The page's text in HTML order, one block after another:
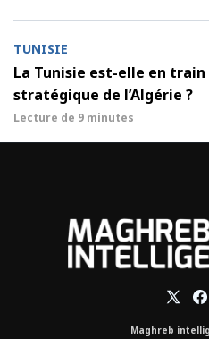
TUNISIE
La Tunisie est-elle en
stratégique de l’Algérie ?
Lecture de 9 minutes
Maghreb